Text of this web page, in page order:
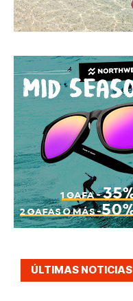
ÚLTIMAS NOTICIAS